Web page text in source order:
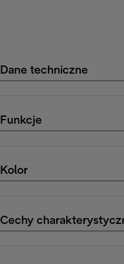
Dane techniczne
Funkcje
Kolor
Cechy